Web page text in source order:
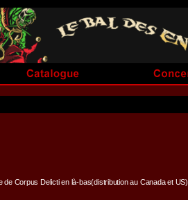
Corpus Delicti en là-bas(distribution au Canada et US)